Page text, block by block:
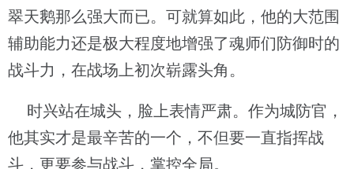
翠天鹅那么强大而已。可就算如此，他的大范围
辅助能力还是极大程度地增强了魂师们防御时的
战斗力，在战场上初次崭露头角。
时兴站在城头，脸上表情严肃。作为城防官，
他其实才是最辛苦的一个，不但要一直指挥战
斗，更要参与战斗，掌控全局。